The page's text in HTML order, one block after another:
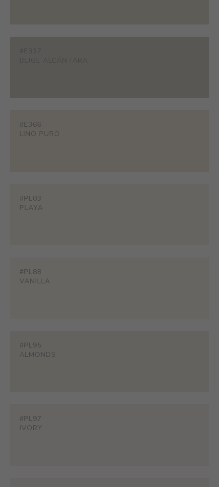
#E366
LINO PURO
#PL03
PLAYA
#PL88
VANILLA
#PL95
ALMONDS
#PL97
IVORY